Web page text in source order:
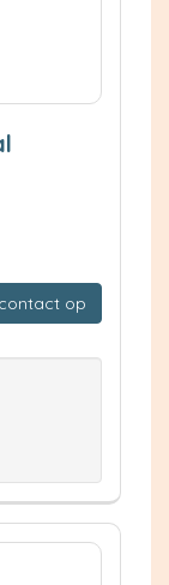
op